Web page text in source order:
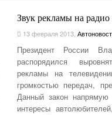
Звук рекламы на
13 февраля 2013,
Президент России
распорядился
рекламы на
громкостью передач,
Данный закон напрямую
интересы